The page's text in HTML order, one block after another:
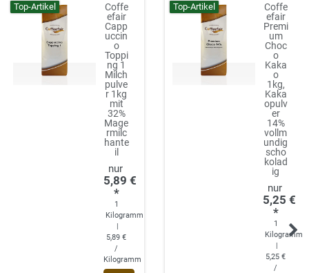
Top-Artikel
Coffe
efair
Capp
uccin
o
Toppi
ng 1
Milch
pulve
r 1kg
mit
32%
Mage
rmilc
hante
il
5,89 €
*
1
Kilogramm
|
5,89 €
/
Kilogramm
Top-Artikel
Coffe
efair
Premi
um
Choc
o
Kaka
o
1kg,
Kaka
opulv
er
14%
vollm
undig
scho
kolad
ig
5,25 €
*
1
Kilogramm
|
5,25 €
/